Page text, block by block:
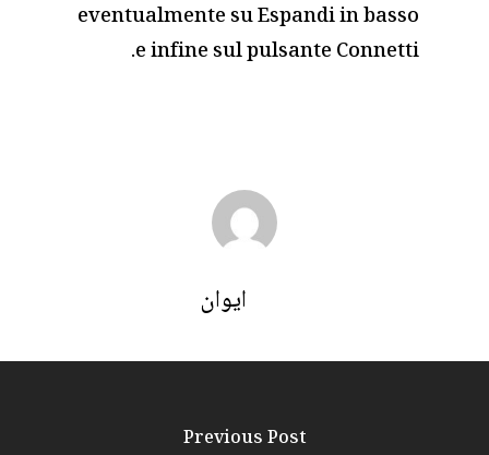
eventualmente su Espandi in basso
e infine sul pulsante Connetti.
ايوان
Previous Post